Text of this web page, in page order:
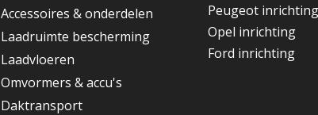
Accessoires & onderdelen
Laadruimte bescherming
Laadvloeren
Omvormers & accu's
Daktransport
Peugeot
Opel inrichting
Ford inrichting